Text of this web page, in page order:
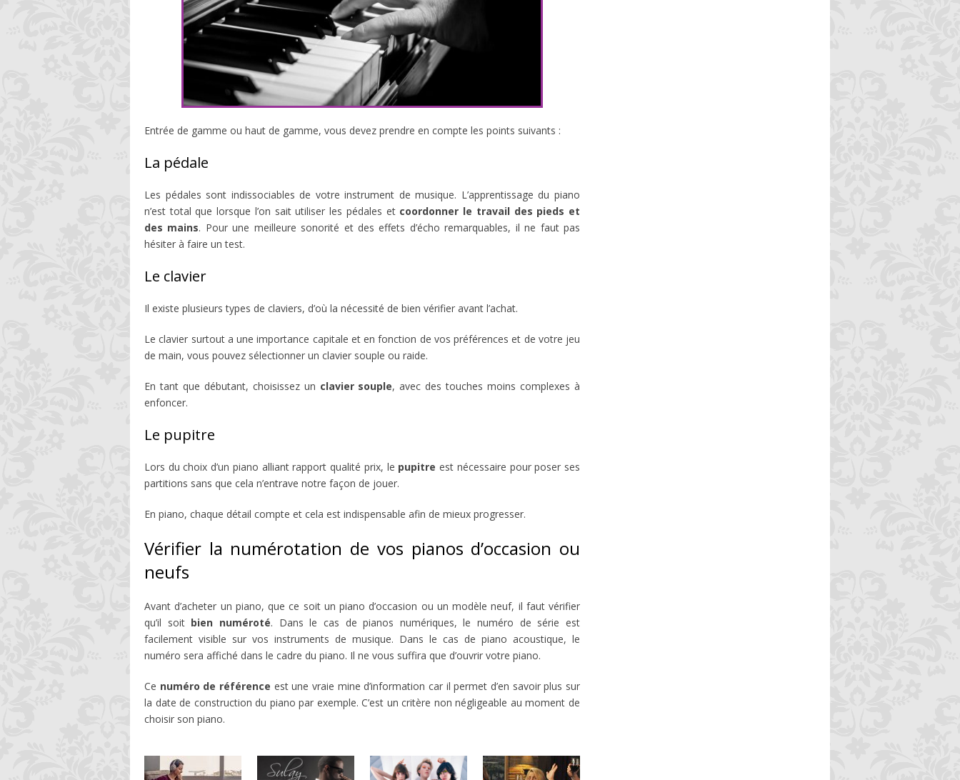
Entrée de gamme ou haut de gamme, vous devez prendre en compte les points suivants :
La pédale
Les pédales sont indissociables de votre instrument de musique. L’apprentissage du piano
n’est total que lorsque l’on sait utiliser les pédales et coordonner le travail des pieds et
des mains. Pour une meilleure sonorité et des effets d’écho remarquables, il ne faut pas
hésiter à faire un test.
Le clavier
Il existe plusieurs types de claviers, d’où la nécessité de bien vérifier avant l’achat.
Le clavier surtout a une importance capitale et en fonction de vos préférences et de votre jeu
de main, vous pouvez sélectionner un clavier souple ou raide.
En tant que débutant, choisissez un clavier souple, avec des touches moins complexes à
enfoncer.
Le pupitre
Lors du choix d’un piano alliant rapport qualité prix, le pupitre est nécessaire pour poser ses
partitions sans que cela n’entrave notre façon de jouer.
En piano, chaque détail compte et cela est indispensable afin de mieux progresser.
Vérifier la numérotation de vos pianos d’occasion ou
neufs
Avant d’acheter un piano, que ce soit un piano d’occasion ou un modèle neuf, il faut vérifier
qu’il soit bien numéroté. Dans le cas de pianos numériques, le numéro de série est
facilement visible sur vos instruments de musique. Dans le cas de piano acoustique, le
numéro sera affiché dans le cadre du piano. Il ne vous suffira que d’ouvrir votre piano.
Ce numéro de référence est une vraie mine d’information car il permet d’en savoir plus sur
la date de construction du piano par exemple. C’est un critère non négligeable au moment de
choisir son piano.